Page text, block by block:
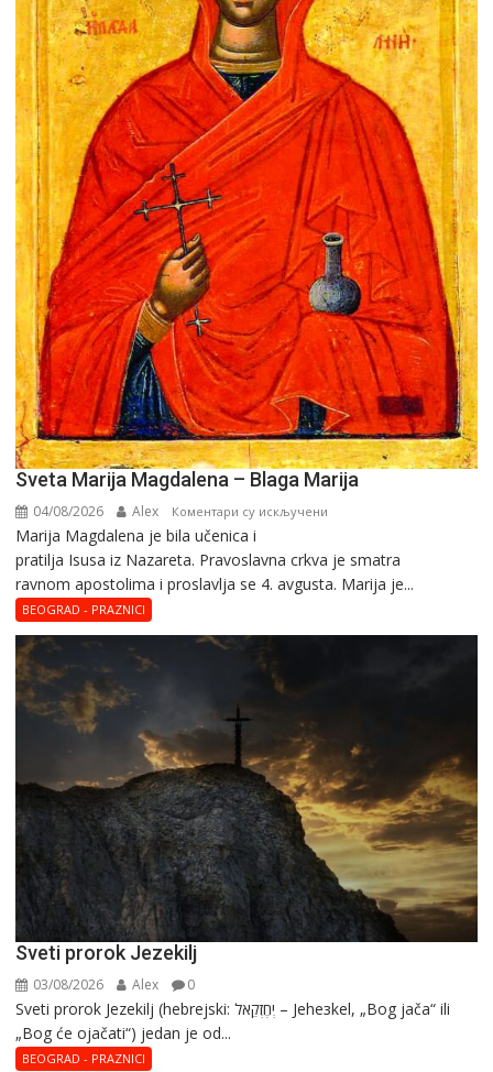
Sveta Marija Magdalena – Blaga Marija
04/08/2026 Alex Коментари су искључени
Marija
Magdalena
Marija Magdalena je bila učenica i
pratilja Isusa iz Nazareta. Pravoslavna crkva je smatra
ravnom apostolima i proslavlja se 4. avgusta. Marija je...
BEOGRAD - PRAZNICI
Sveti prorok Jezekilj
03/08/2026 Alex 0
Sveti prorok Jezekilj (hebrejski: יְחֶזְקֵאל – Jehезkel, „Bog jača“ ili
„Bog će ojačati“) jedan je od...
BEOGRAD - PRAZNICI